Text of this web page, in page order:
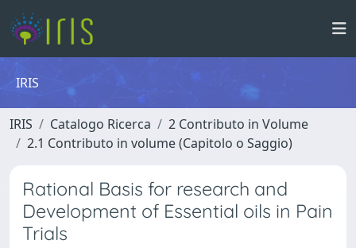
IRIS
IRIS Catalogo Ricerca
2 Contributo in Volume
2.1 Contributo in volume (Capitolo o Saggio)
Rational Basis for research and
Development of Essential oils in Pain
Trials